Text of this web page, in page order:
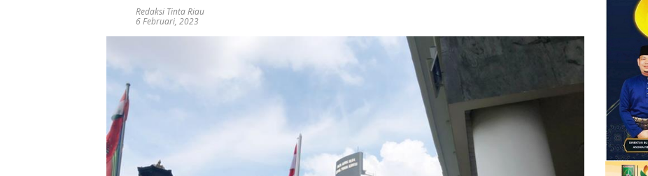
Redaksi Tinta Riau
6 Februari, 2023